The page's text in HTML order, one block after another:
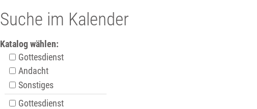
Suche im Kalender
Katalog wählen:
Gottesdienst
Andacht
Sonstiges
Gottesdienst